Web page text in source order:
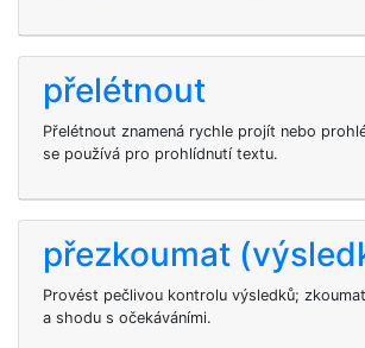
přelétnout
Přelétnout znamená rychle projít nebo
se používá pro prohlídnutí textu.
přezkoumat
Provést pečlivou kontrolu výsledků;
a shodu s očekáváními.